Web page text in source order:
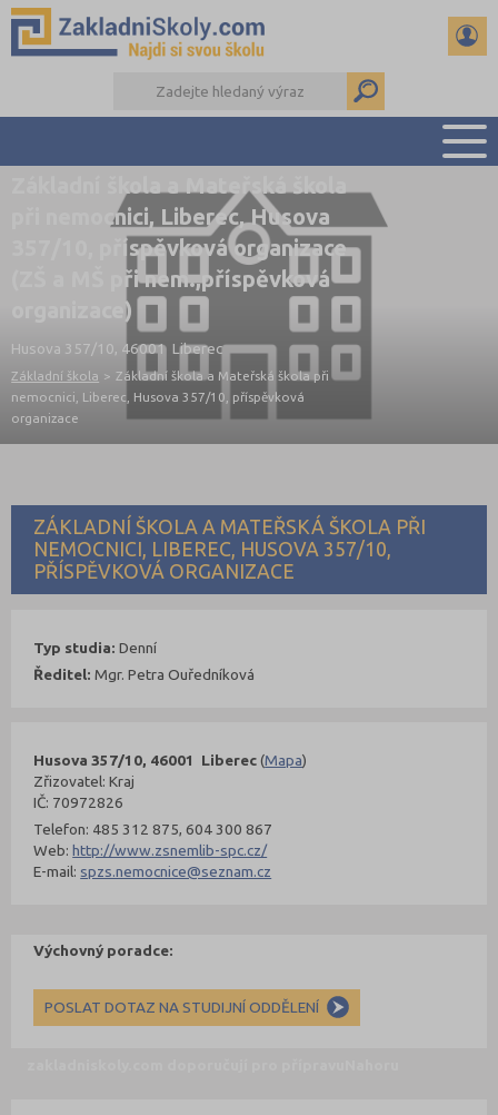
PŘEHLED ŠKOL
PŘIJÍMAČKY NA SŠ
RADY A ČLÁNKY
ČTENÁŘSKÝ DENÍK
DALŠÍ DRUHY ŠKOL
Základní škola a Mateřská škola
při nemocnici, Liberec, Husova
357/10, příspěvková organizace
(ZŠ a MŠ při nem.,příspěvková
organizace)
Husova 357/10, 46001 Liberec
Základní škola > Základní škola a Mateřská škola při
nemocnici, Liberec, Husova 357/10, příspěvková
organizace
ZÁKLADNÍ ŠKOLA A MATEŘSKÁ ŠKOLA PŘI
NEMOCNICI, LIBEREC, HUSOVA 357/10,
PŘÍSPĚVKOVÁ ORGANIZACE
Husova 357/10, 46001 Liberec(Mapa)
Zřizovatel: Kraj
IČ: 70972826
Telefon: 485 312 875, 604 300 867
Web:http://www.zsnemlib-spc.cz/
E-mail: spzs.nemocnice@seznam.cz
Typ studia: Denní
Ředitel: Mgr. Petra Ouředníková
Výchovný poradce:
POSLAT DOTAZ NA STUDIJNÍ ODDĚLENÍ